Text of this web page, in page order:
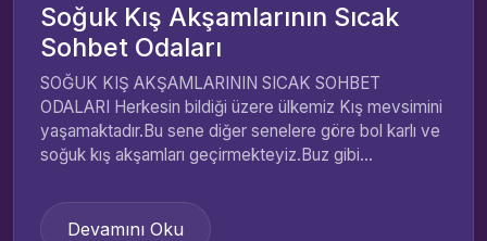
Soğuk Kış Akşamlarının Sıcak
Sohbet Odaları
SOĞUK KIŞ AKŞAMLARININ SICAK SOHBET
ODALARI Herkesin bildiği üzere ülkemiz Kış mevsimini
yaşamaktadır.Bu sene diğer senelere göre bol karlı ve
soğuk kış akşamları geçirmekteyiz.Buz gibi...
Devamını Oku